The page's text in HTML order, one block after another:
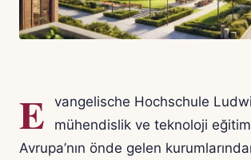
E
vangelische Hochschule
mühendislik ve teknoloji
Avrupa’nın önde gelen